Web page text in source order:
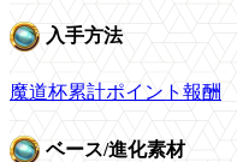
入手方法
魔道杯累計ポイント報酬
ベース/進化素材